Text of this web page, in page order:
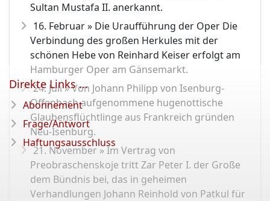
Sultan Mustafa II. anerkannt.
16. Februar » Die Uraufführung der Oper Die
Verbindung des großen Herkules mit der
schönen Hebe von Reinhard Keiser erfolgt am
Hamburger Oper am Gänsemarkt.
24. Juli » Von Johann Philipp von Isenburg-
Offenbach aufgenommene hugenottische
Glaubensflüchtlinge aus Frankreich gründen
Neu-Isenburg.
21. November » Im Vertrag von
Preobraschenskoje tritt Zar Peter I. der Große
dem Bündnis bei, das in geheimen
Verhandlungen Johann Reinhold von Patkul für
Direkte Links ...
Abonnement
Frage/Antwort
Haftungsausschluss